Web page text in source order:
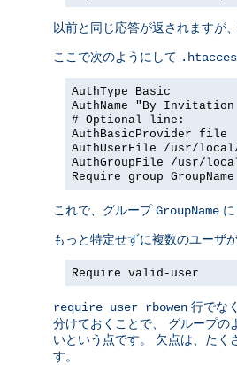
以前と同じ応答が返されますが
ここで次のようにして
AuthType Basic
AuthName "By
# Optional line:
AuthBasicProvider file
AuthUserFile /usr/local/
AuthGroupFile /usr/
Require group GroupName
これで、グループGroupName
もっと特定せずに複数のユーザ
Require valid-user
require user rbowen 行でな
分けておくことで、 グループの
いという点です。 欠点は、たく
す。